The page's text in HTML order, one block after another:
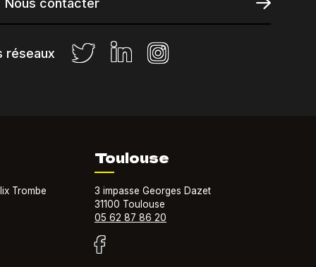
Nous contacter
réseaux
Trombe
Toulouse
3 impasse Georges Dazet
31100 Toulouse
05 62 87 86 20